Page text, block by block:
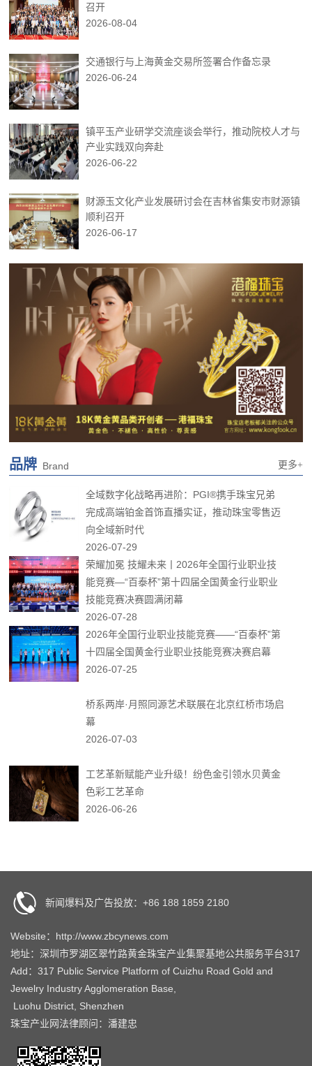
召开
2026-08-04
交通银行与上海黄金交易所签署合作备忘录
2026-06-24
镇平玉产业研学交流座谈会举行，推动院校人才与
产业实践双向奔赴
2026-06-22
财源玉文化产业发展研讨会在吉林省集安市财源镇
顺利召开
2026-06-17
品牌 Brand 更多+
全域数字化战略再进阶：PGI®携手珠宝兄弟
完成高端铂金首饰直播实证，推动珠宝零售迈
向全域新时代
2026-07-29
荣耀加冕 技耀未来丨2026年全国行业职业技
能竞赛—“百泰杯”第十四届全国黄金行业职业
技能竞赛决赛圆满闭幕
2026-07-28
2026年全国行业职业技能竞赛——“百泰杯”第
十四届全国黄金行业职业技能竞赛决赛启幕
2026-07-25
桥系两岸·月照同源艺术联展在北京红桥市场启
幕
2026-07-03
工艺革新赋能产业升级！纷色金引领水贝黄金
色彩工艺革命
2026-06-26
新闻爆料及广告投放：+86 188 1859 2180
Website：http://www.zbcynews.com
地址：深圳市罗湖区翠竹路黄金珠宝产业集聚基地公共服务平台317
Add：317 Public Service Platform of Cuizhu Road Gold and
Jewelry Industry Agglomeration Base,
Luohu District, Shenzhen
珠宝产业网法律顾问：潘建忠